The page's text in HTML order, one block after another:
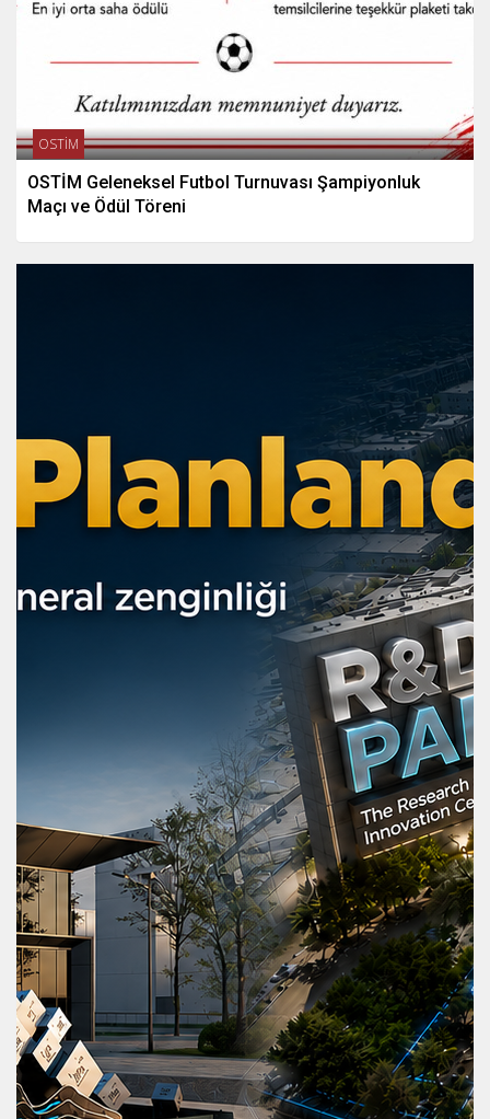
OSTİM
OSTİM Geleneksel Futbol Turnuvası Şampiyonluk
Maçı ve Ödül Töreni